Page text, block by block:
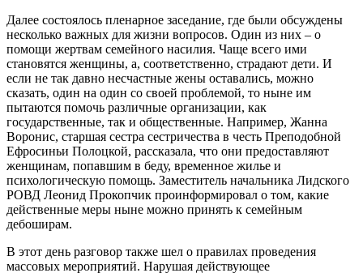
Далее состоялось пленарное заседание, где были обсуждены
несколько важных для жизни вопросов. Один из них – о
помощи жертвам семейного насилия. Чаще всего ими
становятся женщины, а, соответственно, страдают дети. И
если не так давно несчастные жены оставались, можно
сказать, один на один со своей проблемой, то ныне им
пытаются помочь различные организации, как
государственные, так и общественные. Например, Жанна
Воронис, старшая сестра сестричества в честь Преподобной
Ефросиньи Полоцкой, рассказала, что они предоставляют
женщинам, попавшим в беду, временное жилье и
психологическую помощь. Заместитель начальника Лидского
РОВД Леонид Прокопчик проинформировал о том, какие
действенные меры ныне можно принять к семейным
дебоширам.
В этот день разговор также шел о правилах проведения
массовых мероприятий. Нарушая действующее